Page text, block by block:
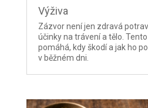
Výživa
Zázvor není jen zdravá
účinky na trávení a tělo.
pomáhá, kdy škodí a jak ho
v běžném dni.